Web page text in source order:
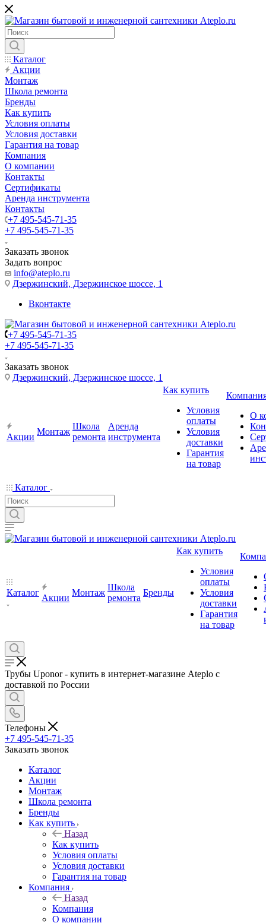
Каталог
Акции
Монтаж
Школа ремонта
Бренды
Как купить
Условия оплаты
Условия доставки
Гарантия на товар
Компания
О компании
Контакты
Сертификаты
Аренда инструмента
Контакты
+7 495-545-71-35
+7 495-545-71-35
Заказать звонок
Задать вопрос
info@ateplo.ru
Дзержинский, Дзержинское шоссе, 1
Вконтакте
+7 495-545-71-35
+7 495-545-71-35
Заказать звонок
Дзержинский, Дзержинское шоссе, 1
Акции
Монтаж
Школа
ремонта
Аренда
инструмента
Как купить
Условия
оплаты
Условия
доставки
Гарантия
на товар
О
Каталог
Каталог
Акции
Монтаж
Школа
ремонта
Бренды
Как купить
Условия
оплаты
Условия
доставки
Гарантия
на товар
Трубы Uponor - купить в интернет-магазине Ateplo с
доставкой по России
Телефоны
+7 495-545-71-35
Заказать звонок
Каталог
Акции
Монтаж
Школа ремонта
Бренды
Как купить
Назад
Как купить
Условия оплаты
Условия доставки
Гарантия на товар
Компания
Назад
Компания
О компании